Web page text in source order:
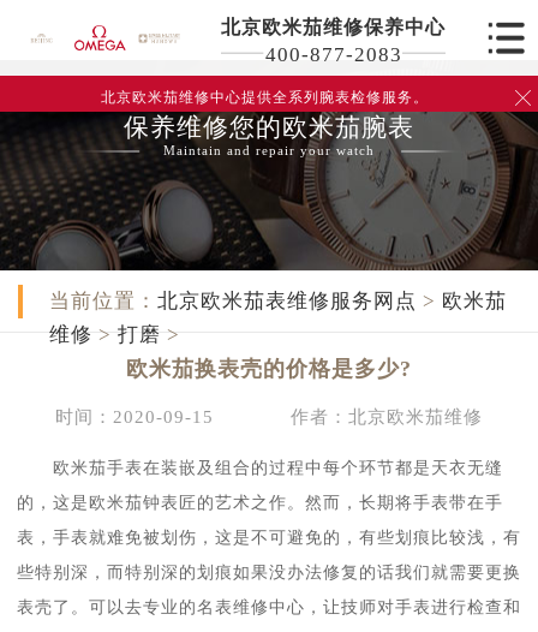
北京欧米茄维修保养中心
400-877-2083
北京欧米茄维修中心提供全系列腕表检修服务。 
保养维修您的欧米茄腕表
Maintain and repair your watch
当前位置： 北京欧米茄表维修服务网点 > 欧米茄
维修 > 打磨 >
欧米茄换表壳的价格是多少?
时间：2020-09-15 作者：北京欧米茄维修
欧米茄手表在装嵌及组合的过程中每个环节都是天衣无缝
的，这是欧米茄钟表匠的艺术之作。然而，长期将手表带在手
表，手表就难免被划伤，这是不可避免的，有些划痕比较浅，有
些特别深，而特别深的划痕如果没办法修复的话我们就需要更换
表壳了。可以去专业的名表维修中心，让技师对手表进行检查和